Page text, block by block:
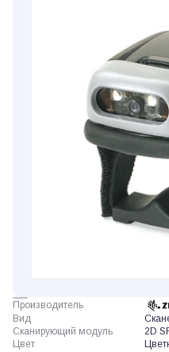
Производитель
Вид
Сканирующий модуль
2D
Цвет